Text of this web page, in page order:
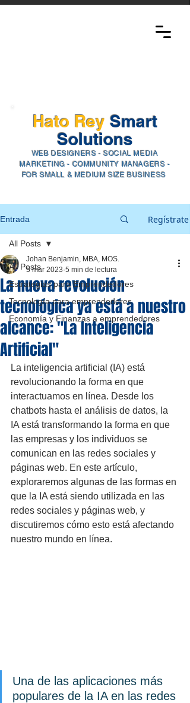
Hato Rey Smart
Solutions​
WEB DESIGNERS - SOCIAL MEDIA
MARKETING - COMMUNITY MANAGERS -
FOR SMALL & MEDIUM SIZE BUSINESS
Entrada Regístrate
All Posts
Estrategias para Emprendedores
Tecnología para emprendedores
Economía y Finanzas a emprendedores
All Posts
La nueva revolución
tecnológica ya está a nuestro
alcance: "La Inteligencia
Artificial"
Johan Benjamin, MBA, MOS.
5 mar 2023 5 min de lectura
La inteligencia artificial (IA) está
revolucionando la forma en que
interactuamos en línea. Desde los
chatbots hasta el análisis de datos, la
IA está transformando la forma en que
las empresas y los individuos se
comunican en las redes sociales y
páginas web. En este artículo,
exploraremos algunas de las formas en
que la IA está siendo utilizada en las
redes sociales y páginas web, y
discutiremos cómo esto está afectando
nuestro mundo en línea.
Una de las aplicaciones más
populares de la IA en las redes